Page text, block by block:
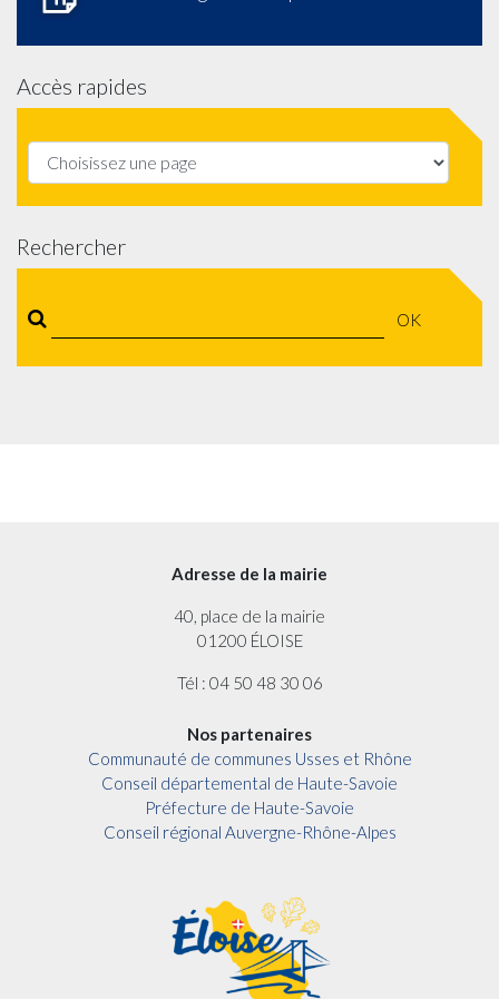
Accès rapides
Rechercher
OK
Adresse de la mairie
40, place de la mairie
01200 ÉLOISE
Tél : 04 50 48 30 06
Nos partenaires
Communauté de communes Usses et Rhône
Conseil départemental de Haute-Savoie
Préfecture de Haute-Savoie
Conseil régional Auvergne-Rhône-Alpes